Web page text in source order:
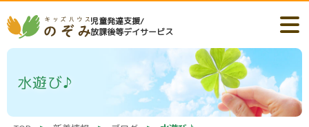
児童発達支援/
放課後等デイサービス
水遊び♪